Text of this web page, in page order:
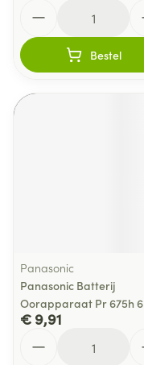
Bestel
Panasonic
Panasonic Batterij
Oorapparaat Pr 675h 6
€ 9,91